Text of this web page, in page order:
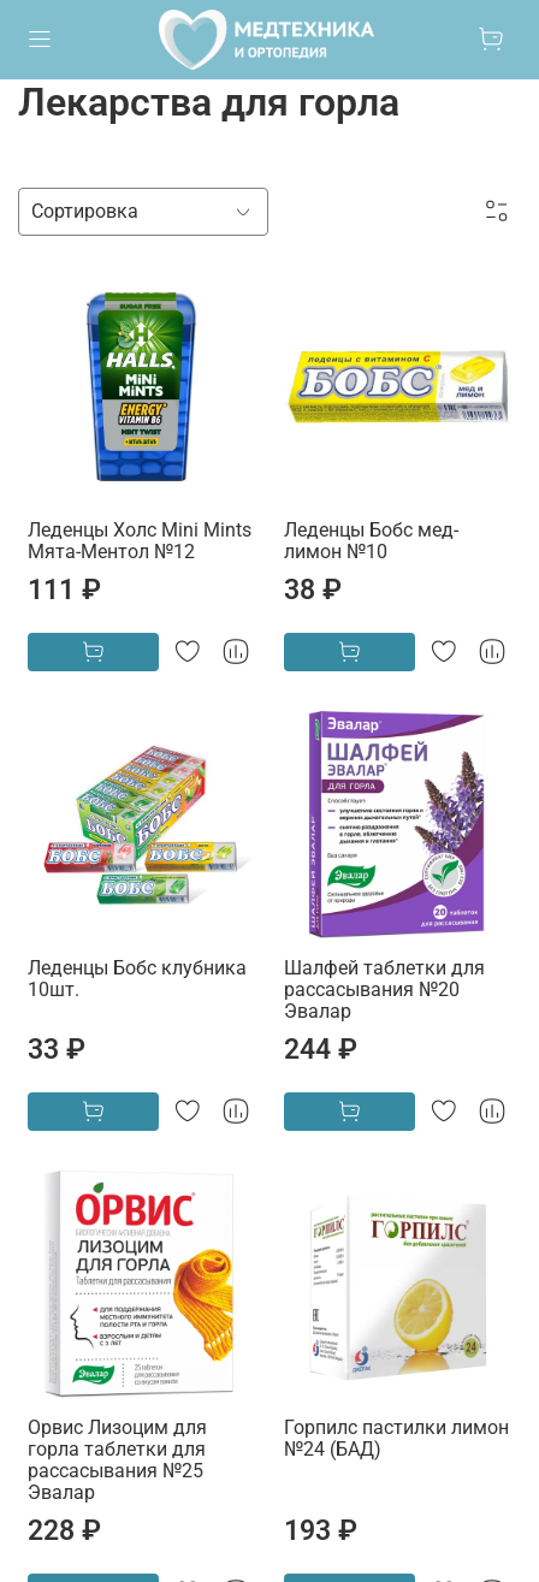
Лекарства для горла
Леденцы Холс Mini Mints
Мята-Ментол №12
111 ₽
Леденцы Бобс мед-
лимон №10
38 ₽
Леденцы Бобс клубника
10шт.
33 ₽
Шалфей таблетки для
рассасывания №20
Эвалар
244 ₽
Орвис Лизоцим для
горла таблетки для
рассасывания №25
Эвалар
228 ₽
Горпилс пастилки лимон
№24 (БАД)
193 ₽